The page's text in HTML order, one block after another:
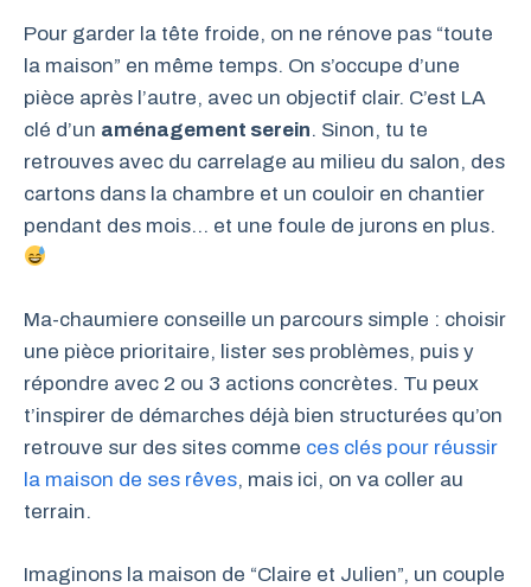
Pour garder la tête froide, on ne rénove pas “toute
la maison” en même temps. On s’occupe d’une
pièce après l’autre, avec un objectif clair. C’est LA
clé d’un aménagement serein. Sinon, tu te
retrouves avec du carrelage au milieu du salon, des
cartons dans la chambre et un couloir en chantier
pendant des mois… et une foule de jurons en plus.
Ma-chaumiere conseille un parcours simple : choisir
une pièce prioritaire, lister ses problèmes, puis y
répondre avec 2 ou 3 actions concrètes. Tu peux
t’inspirer de démarches déjà bien structurées qu’on
retrouve sur des sites comme ces clés pour réussir
la maison de ses rêves, mais ici, on va coller au
terrain.
Imaginons la maison de “Claire et Julien”, un couple